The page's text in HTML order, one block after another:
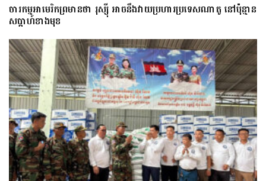
ចារកម្ម​អាមេរិក​ព្រមាន​ថា​ រុស្ស៊ី​ អាចនឹងវាយប្រហារប្រទេស​​ណា​តូ ​នៅ​ប៉ុន្មាន​
សប្តាហ៍​​ខាង​មុខ​​